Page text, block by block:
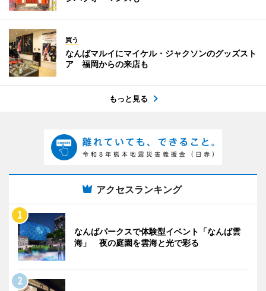
買う
なんばマルイにマイケル・ジャクソンのグッズスト
ア 福岡からの来店も
もっと見る
アクセスランキング
なんばパークスで体験型イベント「なんば雲
海」 夜の庭園を雲海と光で彩る